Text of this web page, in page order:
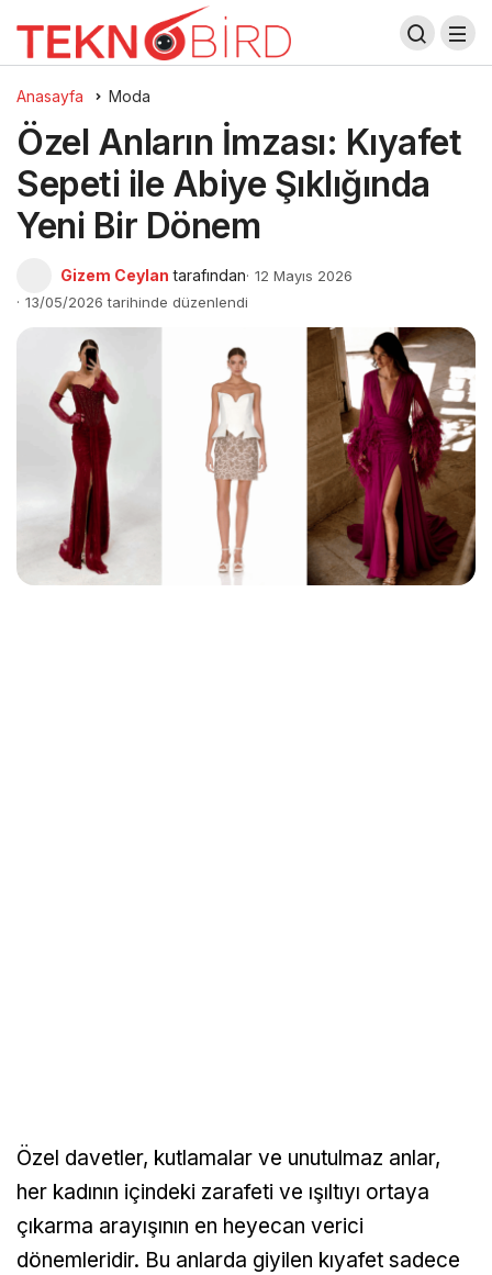
Anasayfa Moda
Özel Anların İmzası: Kıyafet
Sepeti ile Abiye Şıklığında
Yeni Bir Dönem
Gizem Ceylan tarafından 12 Mayıs 2026
13/05/2026 tarihinde düzenlendi
Özel davetler, kutlamalar ve unutulmaz anlar,
her kadının içindeki zarafeti ve ışıltıyı ortaya
çıkarma arayışının en heyecan verici
dönemleridir. Bu anlarda giyilen kıyafet sadece